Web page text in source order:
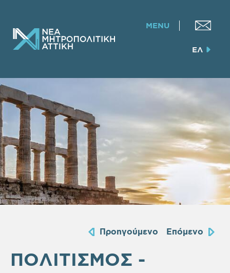
MENU
ΕΛ
ΠΟΛΙΤΙΣΜΟΣ -
Προηγούμενο Επόμενο